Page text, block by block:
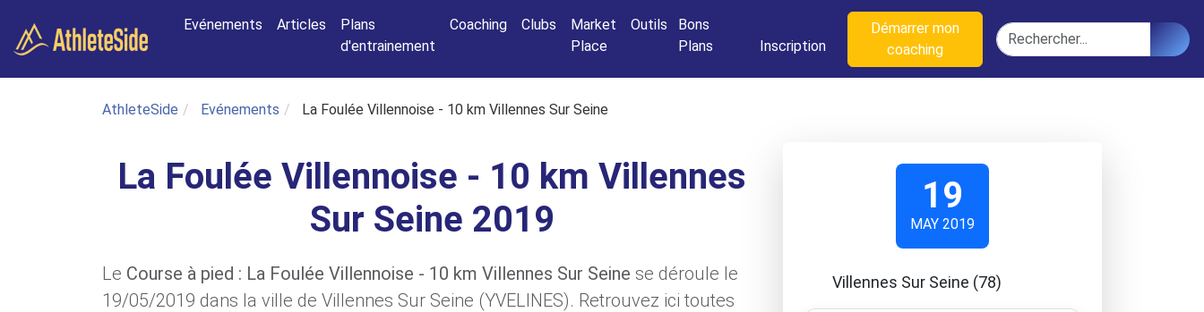
Evénements
Articles
Plans
d'entrainement
Coaching Clubs
Market
Place
Outils
Bons
Plans
Inscription
Démarrer mon
coaching
Rechercher
AthleteSide Evénements La Foulée Villennoise - 10 km Villennes Sur Seine
La Foulée Villennoise - 10 km Villennes
Sur Seine 2019
Le Course à pied : La Foulée Villennoise - 10 km Villennes Sur Seine se déroule le
19/05/2019 dans la ville de Villennes Sur Seine (YVELINES). Retrouvez ici toutes
19
MAY 2019
Villennes Sur Seine (78)